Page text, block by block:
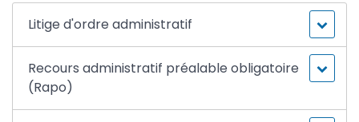
Litige d'ordre administratif
Recours administratif préalable obligatoire
(Rapo)